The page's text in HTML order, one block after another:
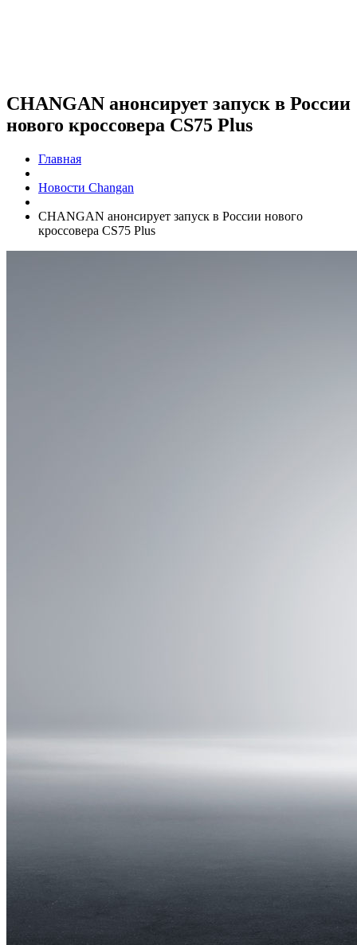
CHANGAN анонсирует запуск в России
нового кроссовера CS75 Plus
Главная
Новости Changan
CHANGAN анонсирует запуск в России нового
кроссовера CS75 Plus